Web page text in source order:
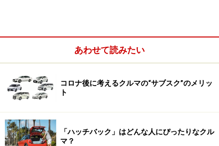
ドの服を注文するような感覚で、自分だけの一台が仕上
なっても、今さら軽自動車までランクを落としたくはな
い。それなりの高級感と運転しやすさを求めたい」とい
う60代にとっては「痒いところに手が届くクルマ」で
す。「いつかはクラウン」という昔のキャッチコピーが
心の片隅に残っていても、いざ買える年齢になった今
あわせて読みたい
コロナ後に考えるクルマの“サブスク”のメリッ
ト
「ハッチバック」はどんな人にぴったりなクル
マ？